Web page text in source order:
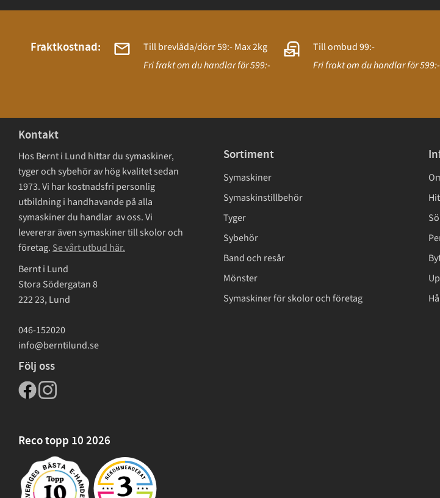
Fraktkostnad:
Till brevlåda/dörr 59:- Max 2kg
Fri frakt om du handlar för 599:-
Till ombud 99:-
Fri frakt om du handlar för 599:-
Kontakt
Hos Bernt i Lund hittar du symaskiner,
tyger och sybehör av hög kvalitet sedan
1973. Vi har kostnadsfri personlig
utbildning i handhavande på alla
symaskiner du handlar av oss. Vi
levererar även symaskiner till skolor och
företag. Se vårt utbud här.
Bernt i Lund
Stora Södergatan 8
222 23, Lund
046-152020
info@berntilund.se
Följ oss
Reco topp 10 2026
Sortiment
Symaskiner
Symaskinstillbehör
Tyger
Sybehör
Band och resår
Mönster
Symaskiner för skolor och företag